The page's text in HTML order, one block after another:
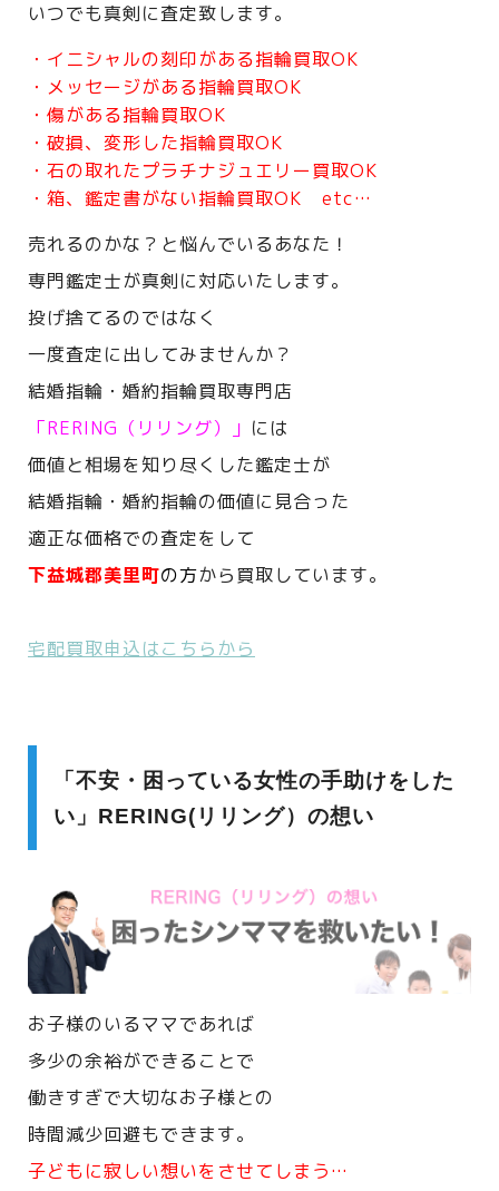
いつでも真剣に査定致します。
・イニシャルの刻印がある指輪買取OK
・メッセージがある指輪買取OK
・傷がある指輪買取OK
・破損、変形した指輪買取OK
・石の取れたプラチナジュエリー買取OK
・箱、鑑定書がない指輪買取OK etc…
売れるのかな？と悩んでいるあなた！
専門鑑定士が真剣に対応いたします。
投げ捨てるのではなく
一度査定に出してみませんか？
結婚指輪・婚約指輪買取専門店
「RERING（リリング）」 には
価値と相場を知り尽くした鑑定士が
結婚指輪・婚約指輪の価値に見合った
適正な価格での査定をして
下益城郡美里町の方から買取しています。
宅配買取申込はこちらから
「不安・困っている女性の手助けをした
い」RERING(リリング）の想い
お子様のいるママであれば
多少の余裕ができることで
働きすぎで大切なお子様との
時間減少回避もできます。
子どもに寂しい想いをさせてしまう…